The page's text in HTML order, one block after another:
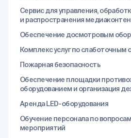
Сервис для управления,
и распространения
Обеспечение досмотровым
Комплекс услуг по слаботочным
Пожарная безопасность
Обеспечение площадки
оборудованием и организация
Аренда LED-оборудования
Обучение персонала по
мероприятий